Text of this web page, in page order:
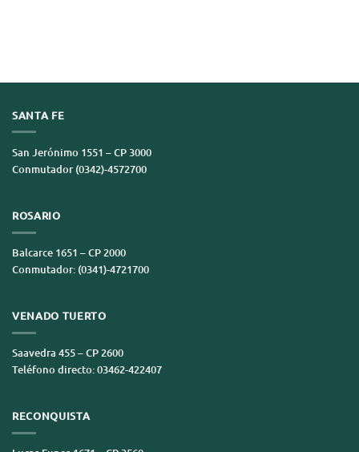
SANTA FE
San Jerónimo 1551 – CP 3000
Conmutador (0342)-4572700
ROSARIO
Balcarce 1651 – CP 2000
Conmutador: (0341)-4721700
VENADO TUERTO
Saavedra 455 – CP 2600
Teléfono directo: 03462-422407
RECONQUISTA